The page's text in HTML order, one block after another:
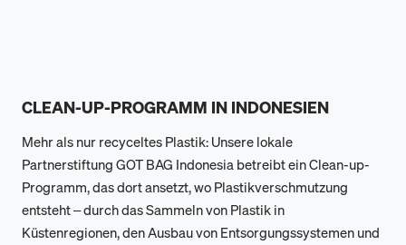
CLEAN-UP-PROGRAMM IN INDONESIEN
Mehr als nur recyceltes Plastik: Unsere lokale
Partnerstiftung GOT BAG Indonesia betreibt ein Clean-up-
Programm, das dort ansetzt, wo Plastikverschmutzung
entsteht – durch das Sammeln von Plastik in
Küstenregionen, den Ausbau von Entsorgungssystemen und